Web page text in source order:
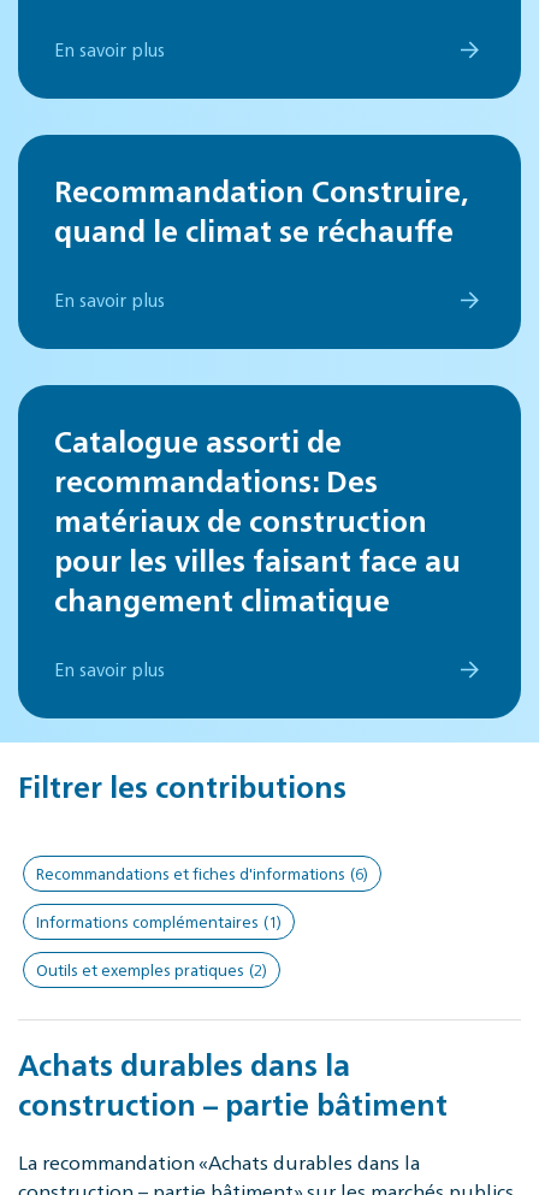
En savoir plus
Recommandation Construire,
quand le climat se réchauffe
En savoir plus
Catalogue assorti de
recommandations: Des
matériaux de construction
pour les villes faisant face au
changement climatique
En savoir plus
Filtrer les contributions
Recommandations et fiches d'informations (6)
Informations complémentaires (1)
Outils et exemples pratiques (2)
Achats durables dans la
construction – partie bâtiment
La recommandation «Achats durables dans la